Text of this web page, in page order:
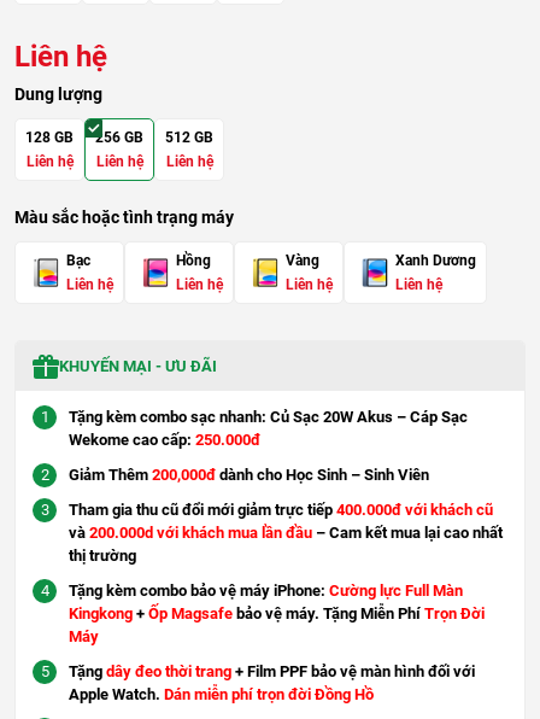
Liên hệ
Dung lượng
128 GB
Liên hệ
256 GB
Liên hệ
512 GB
Liên hệ
Màu sắc hoặc tình trạng máy
Bạc
Liên hệ
Hồng
Liên hệ
Vàng
Liên hệ
Xanh Dương
Liên hệ
KHUYẾN MẠI - ƯU ĐÃI
Tặng kèm combo sạc nhanh: Củ Sạc 20W Akus – Cáp Sạc
Wekome cao cấp: 250.000đ
Giảm Thêm 200,000đ dành cho Học Sinh – Sinh Viên
Tham gia thu cũ đổi mới giảm trực tiếp 400.000đ với khách cũ
và 200.000d với khách mua lần đầu – Cam kết mua lại cao nhất
thị trường
Tặng kèm combo bảo vệ máy iPhone: Cường lực Full Màn
Kingkong + Ốp Magsafe bảo vệ máy. Tặng Miễn Phí Trọn Đời
Máy
Tặng dây đeo thời trang + Film PPF bảo vệ màn hình đối với
Apple Watch. Dán miễn phí trọn đời Đồng Hồ